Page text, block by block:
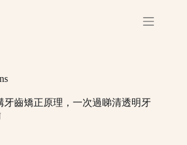
牙齒矯正原理，一次過睇清透明牙